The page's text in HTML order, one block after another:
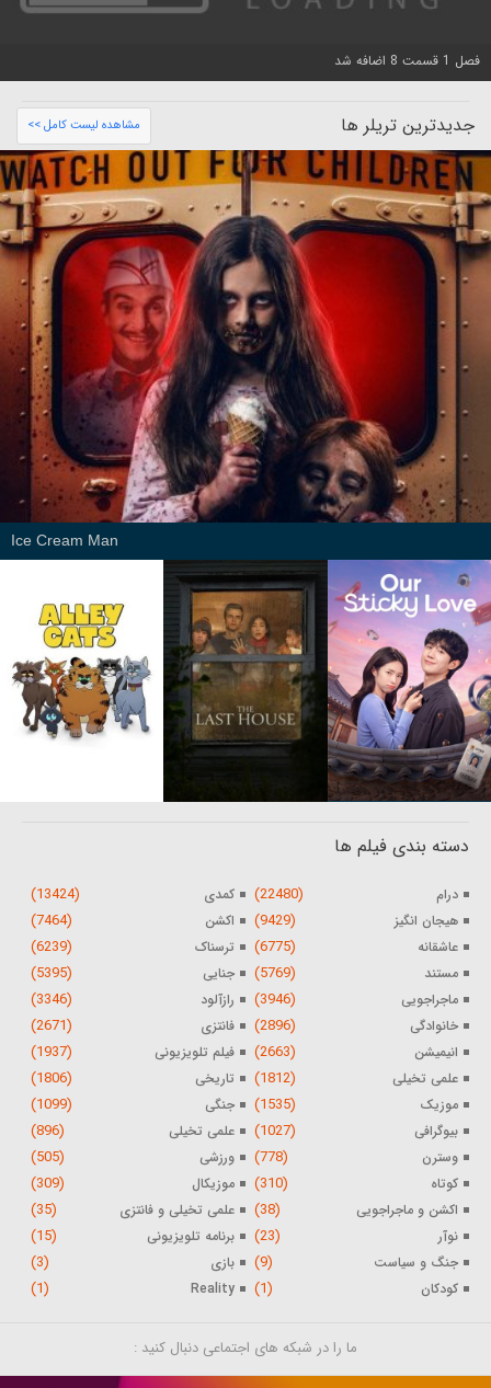
فصل 1 قسمت 8 اضافه شد
جدیدترین تریلر ها مشاهده لیست کامل >>
Ice Cream Man
دسته بندی فیلم ها
درام (22480) کمدی (13424)
هیجان انگیز (9429) اکشن (7464)
عاشقانه (6775) ترسناک (6239)
مستند (5769) جنایی (5395)
ماجراجویی (3946) رازآلود (3346)
خانوادگی (2896) فانتزی (2671)
انیمیشن (2663) فیلم تلویزیونی (1937)
علمی تخیلی (1812) تاریخی (1806)
موزیک (1535) جنگی (1099)
بیوگرافی (1027) علمی تخیلی (896)
وسترن (778) ورزشی (505)
کوتاه (310) موزیکال (309)
اکشن و ماجراجویی (38) علمی تخیلی و فانتزی (35)
نوآر (23) برنامه تلویزیونی (15)
جنگ و سیاست (9) بازی (3)
کودکان (1)
Reality
(1)
ما را در شبکه های اجتماعی دنبال کنید :